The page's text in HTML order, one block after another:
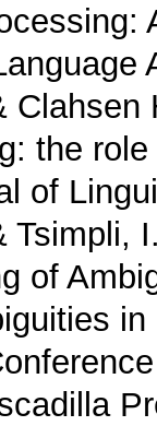
the
of
Tsimpli,
of